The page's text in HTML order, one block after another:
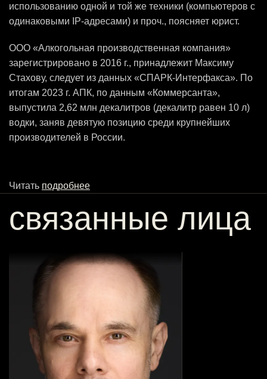
использованию одной и той же техники (компьютеров с
одинаковыми IP-адресами) и проч., поясняет юрист.
ООО «Алкогольная производственная компания»
зарегистрировано в 2016 г., принадлежит Максиму
Стахову, следует из данных «СПАРК-Интерфакса». По
итогам 2023 г. АПК, по данным «Коммерсанта»,
выпустила 2,62 млн декалитров (декалитр равен 10 л)
водки, заняв девятую позицию среди крупнейших
производителей в России.
Читать подробнее
связанные лица